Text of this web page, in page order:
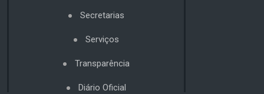
Secretarias
Serviços
Transparência
Diário Oficial